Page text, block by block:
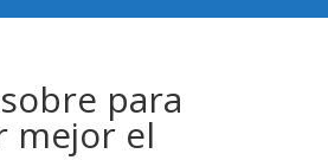
para
mejor el